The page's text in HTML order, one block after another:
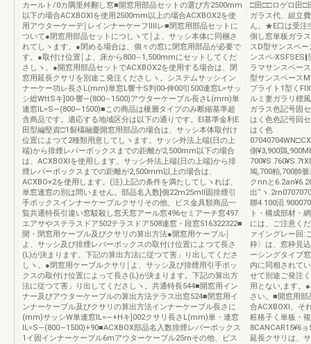
カールト/0カ隅里舛翻し窓■開窓用部品セットの選び方2500mm
以下の場合ACXBOXlを使用2500mm以上の場合ACXBOX2を使
用アウターケーデ￨レインナーケーフⅢlレ■閉窓用部品セットに
ついて●閉窓用部品セットにつしヽて￨よ、サッシ本体に同梱さ
れてしヽます。●閉める場合は、個々の窓に閉窓用部品が必要で
す。●取付け位置￨よ、床から800∼1,500mmにセットしてくだ
さしヽ。●開窓用部品セットでACXBOX2を使用する場合は、閉
窓用延長クサリを別途こ発注くださしヽ。システムサッシイン
ナーケー功レ長さL(mm)単窓L響十S判00-伸00引500連窓L=サッ
シ総WttSキ]00-響―(800∼1500)アウターケーブル長さL(mrn)単
連窓IL=S―(800∼1500)■この商品は榎層タイプのみ断縮基準超
含商品です。適応する地域区分は以下の通りです。EI基準金利E
田型編堅資□1裂橿融憂開窓用部品の場合は、サッシ本体取付け
位置によつて2種類用意してしヽます。サッシ外法上端(日の上
端)から排煙レバーボックスまでの距離が2,500mm以下の場合
は、ACXBOXlを使用します。サッシ外法上端(日の上端)から排
煙レバーボックスまでの距離が2,500mm以上の場合は、
ACXBO×2を使用します。(注)上記の条件を満たしてしヽれば、
単窓連窓の別は間いません。部品名入数]個22m25mll固排煙引
手ボックスインナーケーブルクサリその他、ビス金具類商品一
覧共通特長引違い窓駁殺し窓天窓アール窓496セミアーチ窓497
エアサやステラスドア502テラスドア508連窓・段窓516322322■
開・閉窓用ケーブル及びクサリの算出方法●開窓用ケーブル￨
よ、サッシ及び排煙レバーボックスの取付け位置によつて長さ
(L)が決まります。下記の算出方法に従つて害」り出してくださ
しヽ。●閉窓用ケーブルクサリ￨よ、サッシ及び排煙用引手ボッ
クスの取付け位置によって長さ(L)が決まります。下記の算出方
法に従つて害」り出してくださしヽ。共通特長544■開窓用イン
ナー及びアウターケーブルの算出方法テラス出窓524■閉窓用イ
ンナーケーブル及びクサリの算出方法インナーケーブル長さに
(mm)サッシW単連窓IL=―+Hキ]002クサリ長さL(mm)単・連窓
IL=S―(800∼1500)+90■ACXBOX部品名入数排煙レパーボックス
1イ固インナーケーブル6mアウターケーブル25rnその他、ビス
□田□□ロゲロ田□
ガラス代、組立
ん。★E口は受注
側し窓単板ガラ
スD型サンスペ
ンスペ
ラマサンスペー
型サンスペース
プライト1型く
ルミ妻ガラリ標
ガラス色記号固
はく色色記号回
はく色
側¥3,900鶏
鳩,700粕,700帥
クnnと
出“ヽ
聯4.100沼
ト・構成部材・
には、ご注意く
ァイングレー回:
枠〉は、窓枠見
ーシングタイブ
内に同相されて
せて別途ご発注
用とない,ます。
さい。■開窓用部
合ACXBOXl、そ
粧格子く単板・
8CANCAR15¥6
延長クサリは、